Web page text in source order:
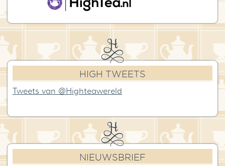
HIGH TWEETS
Tweets van @Highteawereld
NIEUWSBRIEF